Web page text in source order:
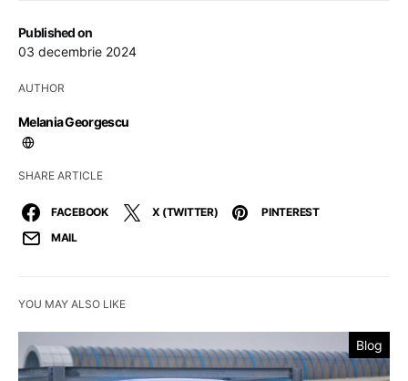
Published on
03 decembrie 2024
AUTHOR
Melania Georgescu
SHARE ARTICLE
FACEBOOK X (TWITTER)
PINTEREST
MAIL
YOU MAY ALSO LIKE
Blog